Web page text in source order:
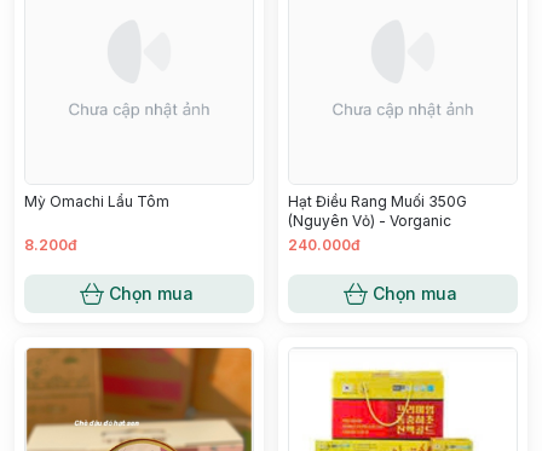
Mỳ Omachi Lẩu Tôm
8.200đ
Chọn mua
Hạt Điều Rang Muối 350G
(Nguyên Vỏ) - Vorganic
240.000đ
Chọn mua